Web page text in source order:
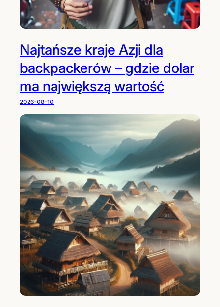
Najtańsze kraje Azji dla
backpackerów – gdzie dolar
ma największą wartość
2026-08-10